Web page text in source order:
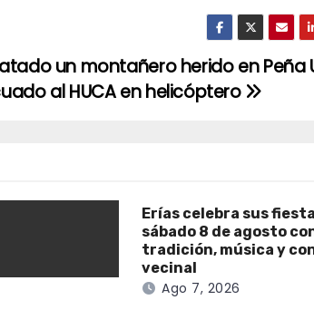
un montañero herido en Peña
al HUCA en helicóptero
Erías celebra sus
sábado 8 de agosto
tradición, música y
vecinal
Ago 7, 2026